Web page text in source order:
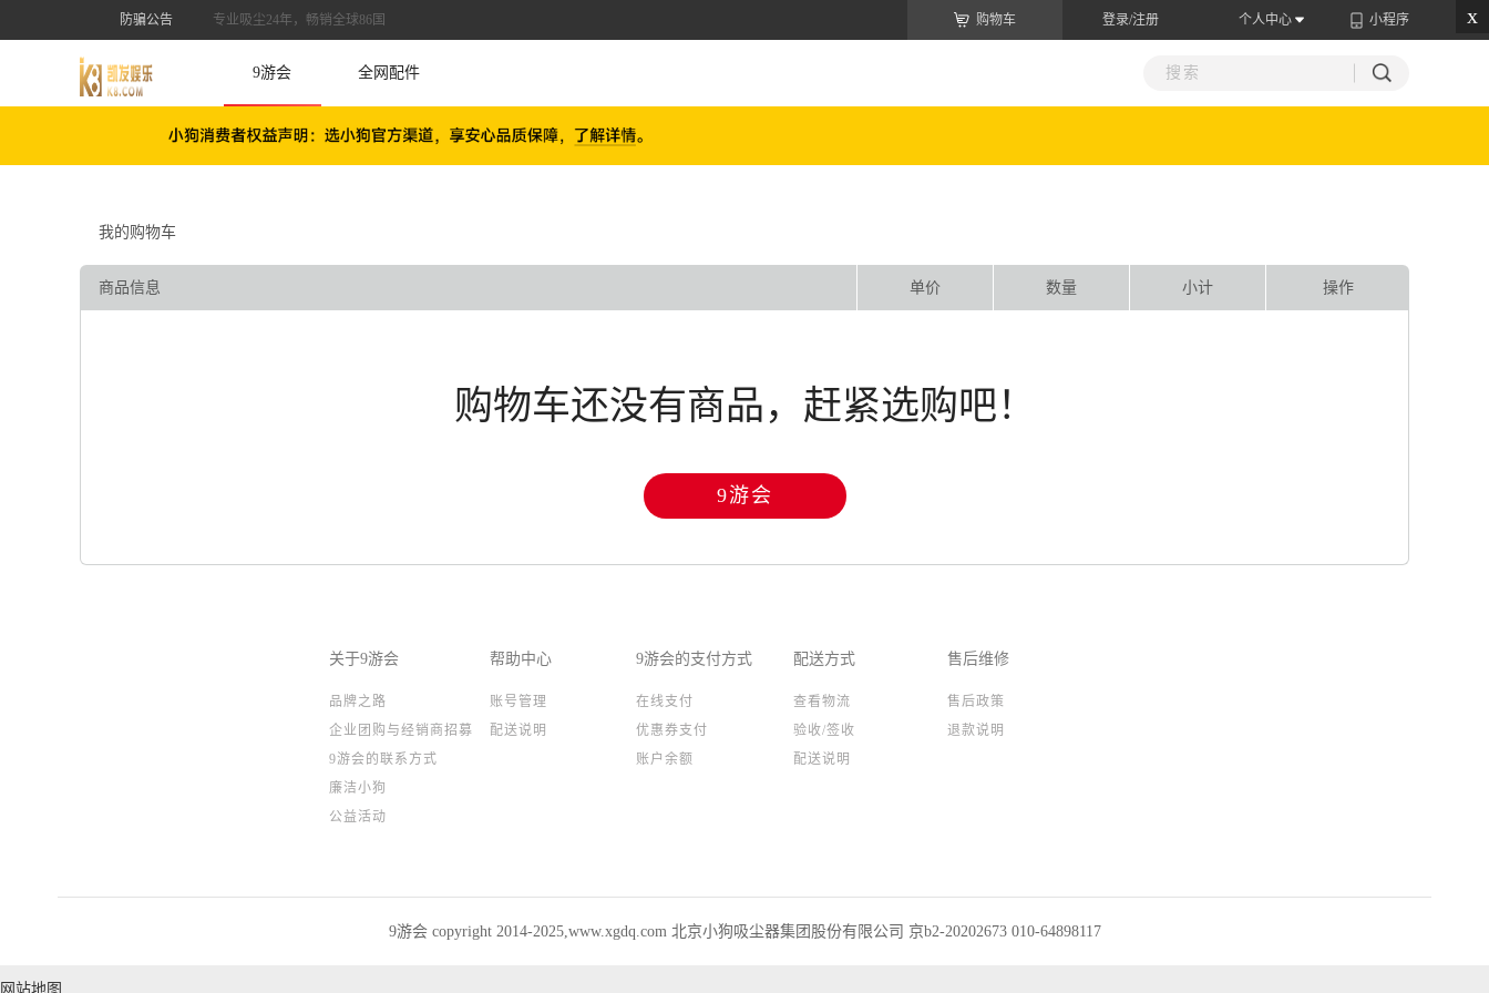
x
防骗公告 专业吸尘24年，畅销全球86国 购物车 登录/注册 个人中心 小程序
9游会 全网配件
我的购物车
商品信息 单价 数量 小计 操作
购物车还没有商品，赶紧选购吧！
9游会
关于9游会
品牌之路
企业团购与经销商招募
9游会的联系方式
廉洁小狗
公益活动
帮助中心
账号管理
配送说明
9游会的支付方式
在线支付
优惠券支付
账户余额
配送方式
查看物流
验收/签收
配送说明
售后维修
售后政策
退款说明
9游会 copyright 2014-2025,www.xgdq.com 北京小狗吸尘器集团股份有限公司 京b2-20202673 010-64898117
网站地图